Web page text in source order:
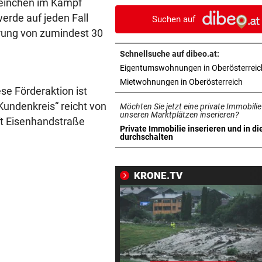
im Kampf
auf jeden Fall
von zumindest 30
Förderaktion ist
reicht von
Eisenhandstraße
Wacker Innsbruck ab
FUSSBALL-FANS FEIERN vor
Hochgefühle dank Comeback
eines Kult-Sponsors
SCHLÜSSEL IM PKW vor 15
Dreijähriger Bub wurde aus
heißem Auto gerettet
ZANK WÄHREND FERIEN
die Fetzen fliegen
JUGENDLICHE ALS OPFER vor 19
Penisbilder verschickt: So
reagierten die Vereine
ABER KEIN MORDVERSUCH vor
Suchen auf
Schnellsuche auf dibeo.at:
Eigentumswohnungen in
Mietwohnungen in Oberösterreich
Möchten Sie jetzt eine private
unseren Marktplätzen inserieren?
Private Immobilie inserieren und in
durchschalten
in neuem Tab öffnen
KRONE.TV